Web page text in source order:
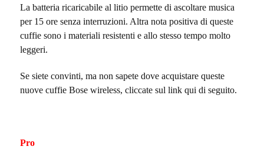
La batteria ricaricabile al litio permette di ascoltare musica
per 15 ore senza interruzioni. Altra nota positiva di queste
cuffie sono i materiali resistenti e allo stesso tempo molto
leggeri.
Se siete convinti, ma non sapete dove acquistare queste
nuove cuffie Bose wireless, cliccate sul link qui di seguito.
Pro